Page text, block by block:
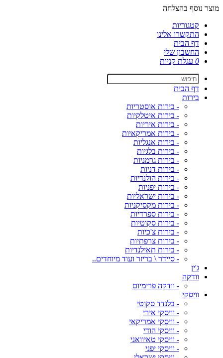
מוצר נוסף בהצלחה
קטגוריות
התקשרו אלינו
דף הבית
החשבון שלי
0 עגלת קניות
דף הבית
בירות
- בירות אוסטריות
- בירות איטלקיות
- בירות איריות
- בירות אמריקאיות
- בירות אנגליות
- בירות בלגיות
- בירות גרמניות
- בירות דניות
- בירות הולנדיות
- בירות יפניות
- בירות ישראליות
- בירות מקסיקניות
- בירות ספרדיות
- בירות סקוטיות
- בירות צ'כיות
- בירות צרפתיות
- בירות תאילנדיות
- סיידר \ בריזר ועוד מיוחדים..
ג'ין
וודקה
- וודקה פרימיום
וויסקי
- בלנדד סקוטי
- וויסקי אירי
- וויסקי אמריקאי
- וויסקי הודי
- וויסקי טאיוואני
- וויסקי יפני